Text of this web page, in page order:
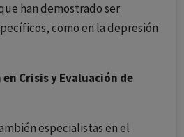
han demostrado ser
como en la depresión
Crisis y Evaluación de
especialistas en el